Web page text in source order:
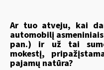
Ar tuo atveju, kai
automobilį
pan.) ir už tai
mokestį,
pajamų natūra?